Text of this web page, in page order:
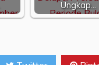
Ungkap…